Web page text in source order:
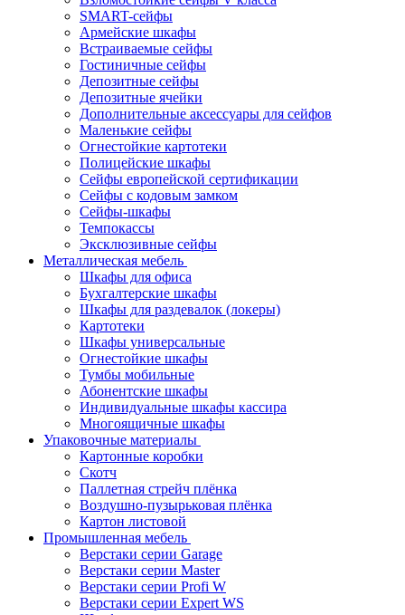
SMART-сейфы
Армейские шкафы
Встраиваемые сейфы
Гостиничные сейфы
Депозитные сейфы
Депозитные ячейки
Дополнительные аксессуары для сейфов
Маленькие сейфы
Огнестойкие картотеки
Полицейские шкафы
Сейфы европейской сертификации
Сейфы с кодовым замком
Сейфы-шкафы
Темпокассы
Эксклюзивные сейфы
Металлическая мебель
Шкафы для офиса
Бухгалтерские шкафы
Шкафы для раздевалок (локеры)
Картотеки
Шкафы универсальные
Огнестойкие шкафы
Тумбы мобильные
Абонентские шкафы
Индивидуальные шкафы кассира
Многоящичные шкафы
Упаковочные материалы
Картонные коробки
Скотч
Паллетная стрейч плёнка
Воздушно-пузырьковая плёнка
Картон листовой
Промышленная мебель
Верстаки серии Garage
Верстаки серии Master
Верстаки серии Profi W
Верстаки серии Expert WS